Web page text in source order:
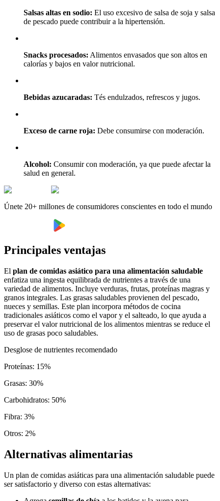
Salsas altas en sodio: El uso excesivo de salsa de soja y salsa
de pescado puede contribuir a la hipertensión.
Snacks procesados: Alimentos envasados que son altos en
calorías y bajos en valor nutricional.
Bebidas azucaradas: Tés endulzados, refrescos y jugos.
Exceso de carne roja: Debe consumirse con moderación.
Alcohol: Consumir con moderación, ya que puede afectar la
salud en general.
Únete 20+ millones de consumidores conscientes en todo el mundo
Principales ventajas
El plan de comidas asiático para una alimentación saludable
enfatiza una ingesta equilibrada de nutrientes a través de una
variedad de alimentos. Incluye verduras, frutas, proteínas magras y
granos integrales. Las grasas saludables provienen del pescado,
nueces y semillas. Este plan incorpora métodos de cocina
tradicionales asiáticos como el vapor y el salteado, lo que ayuda a
preservar el valor nutricional de los alimentos mientras se reduce el
uso de grasas poco saludables.
Desglose de nutrientes recomendado
Proteínas: 15%
Grasas: 30%
Carbohidratos: 50%
Fibra: 3%
Otros: 2%
Alternativas alimentarias
Un plan de comidas asiáticas para una alimentación saludable puede
ser satisfactorio y diverso con estas alternativas: